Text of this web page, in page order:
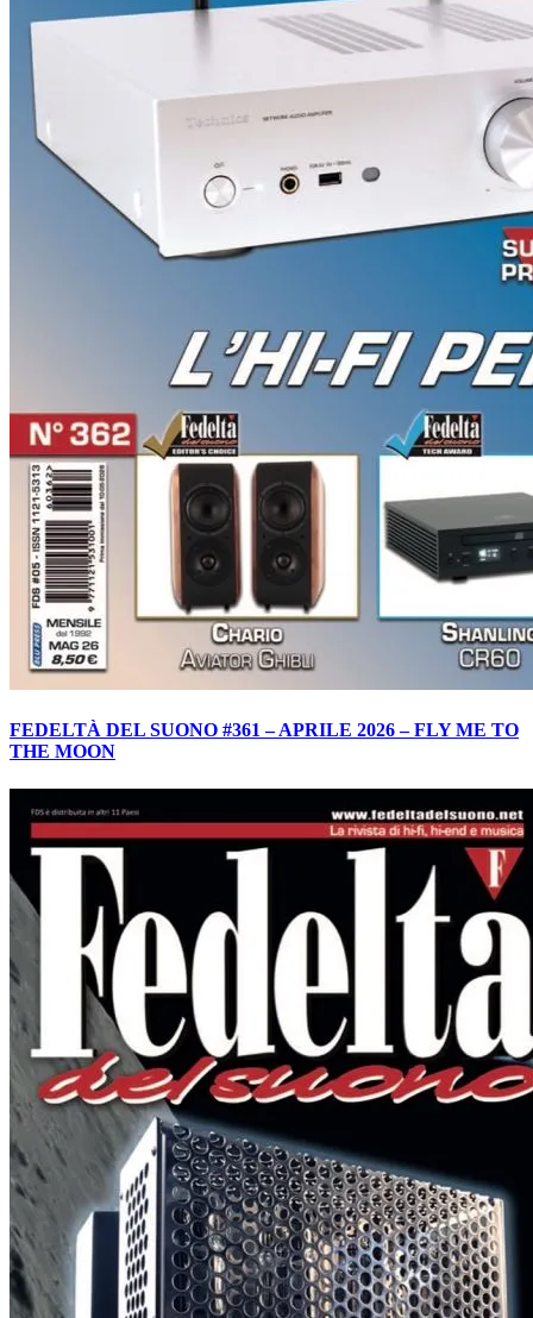
FEDELTÀ DEL SUONO #361 – APRILE 2026 – FLY ME TO
THE MOON